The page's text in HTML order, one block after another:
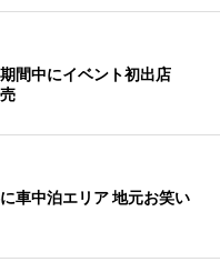
期間中にイベント初出店
車中泊エリア 地元お笑い